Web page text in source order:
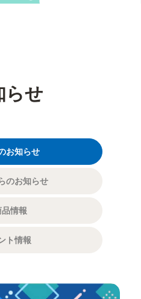
らせ
お知らせ
のお知らせ
品情報
ト情報